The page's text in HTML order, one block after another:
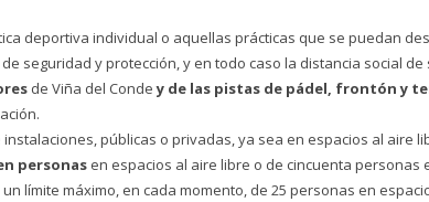
deportiva individual o aquellas prácticas que se puedan
seguridad y protección, y en todo caso la distancia social
de Viña del Condey de las pistas de pádel, frontón y
públicas o privadas, ya sea en espacios al aire
personas en espacios al aire libre o de cincuenta personas
límite máximo, en cada momento, de 25 personas en